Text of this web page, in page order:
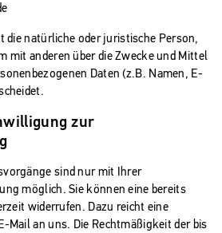
die natürliche oder juristische Person,
mit anderen über die Zwecke und Mittel
Daten (z.B. Namen, E-
zur
sind nur mit Ihrer
möglich. Sie können eine bereits
widerrufen. Dazu reicht eine
Mail an uns. Die Rechtmäßigkeit der bis